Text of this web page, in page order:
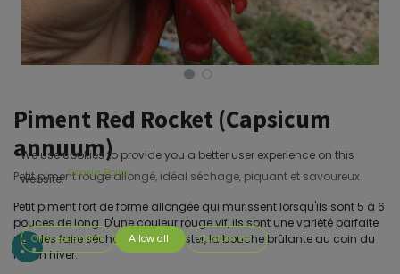
Piment Red Rocket (Capsicum
annuum)
Petit piment rouge allongé, idéal séchage, piquant et savoureux.
Petit piment fort de forme allongée qui murissent lorsqu'ils sont 5 à 6
pouces de long. D'une couleur rouge vif, ils sont une variété parfaite
pour les faire sécher et les déguster, la bouche brûlante au coin du
feu en hiver.
We use cookies to provide you a better user experience on this
website. Cookie Policy
Only essentials Allow all Customize